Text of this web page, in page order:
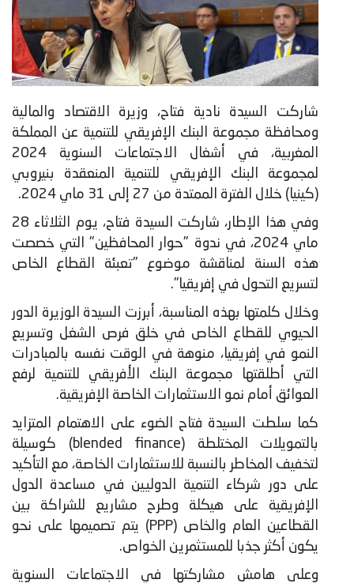
شاركت السيدة نادية فتاح، وزيرة الاقتصاد والمالية
ومحافظة مجموعة البنك الإفريقي للتنمية عن المملكة
المغربية، في أشغال الاجتماعات السنوية 2024
لمجموعة البنك الإفريقي للتنمية المنعقدة بنيروبي
(كينيا) خلال الفترة الممتدة من 27 إلى 31 ماي 2024.
​وفي هذا الإطار، شاركت السيدة فتاح، يوم الثلاثاء 28
ماي 2024، في ندوة "حوار المحافظين" التي خصصت
هذه السنة لمناقشة موضوع "تعبئة القطاع الخاص
لتسريع التحول في إفريقيا".
وخلال كلمتها بهذه المناسبة، أبرزت السيدة الوزيرة الدور
الحيوي للقطاع الخاص في خلق فرص الشغل وتسريع
النمو في إفريقيا، منوهة في الوقت نفسه بالمبادرات
التي أطلقتها مجموعة البنك الأفريقي للتنمية لرفع
العوائق أمام نمو الاستثمارات الخاصة الإفريقية.
كما سلطت السيدة فتاح الضوء على الاهتمام المتزايد
بالتمويلات المختلطة (blended finance) كوسيلة
لتخفيف المخاطر بالنسبة للاستثمارات الخاصة، مع التأكيد
على دور شركاء التنمية الدوليين في مساعدة الدول
الإفريقية على هيكلة وطرح مشاريع للشراكة بين
القطاعين العام والخاص (PPP) يتم تصميمها على نحو
يكون أكثر جذبا للمستثمرين الخواص.
وعلى هامش مشاركتها في الاجتماعات السنوية